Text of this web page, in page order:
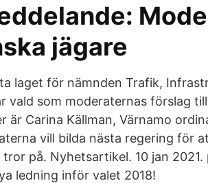
jägare
laget för nämnden Trafik,
vald som moderaternas förslag
är Carina Källman, Värnamo
vill bilda nästa regering för
på. Nyhetsartikel. 10 jan
ledning inför valet 2018!